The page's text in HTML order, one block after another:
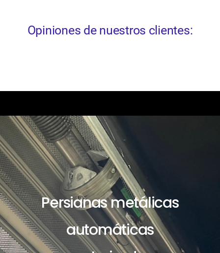
Opiniones de nuestros clientes:
Persianas metálicas
automáticas